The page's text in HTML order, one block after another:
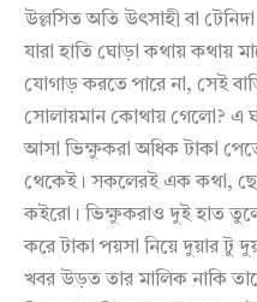
উল্লসিত অতি উৎসাহী বা
যারা হাতি ঘোড়া কথায় কথায়
যোগাড় করতে পারে না, সেই
সোলায়মান কোথায় গেলো? এ
আসা ভিক্ষুকরা অধিক টাকা
থেকেই। সকলেরই এক কথা,
কইরো। ভিক্ষুকরাও দুই হাত
করে টাকা পয়সা নিয়ে দুয়ার টু
খবর উড়ত তার মালিক নাকি